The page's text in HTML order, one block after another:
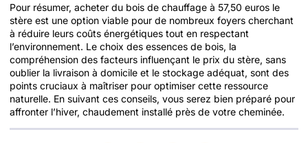
Pour résumer, acheter du bois de chauffage à 57,50 euros le
stère est une option viable pour de nombreux foyers cherchant
à réduire leurs coûts énergétiques tout en respectant
l’environnement. Le choix des essences de bois, la
compréhension des facteurs influençant le prix du stère, sans
oublier la livraison à domicile et le stockage adéquat, sont des
points cruciaux à maîtriser pour optimiser cette ressource
naturelle. En suivant ces conseils, vous serez bien préparé pour
affronter l’hiver, chaudement installé près de votre cheminée.